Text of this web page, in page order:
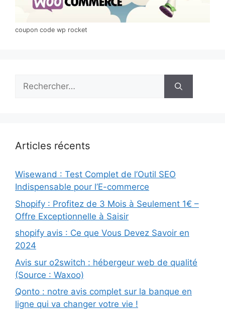
coupon code wp rocket
Rechercher :
Articles récents
Wisewand : Test Complet de l’Outil SEO
Indispensable pour l’E-commerce
Shopify : Profitez de 3 Mois à Seulement 1€ –
Offre Exceptionnelle à Saisir
shopify avis : Ce que Vous Devez Savoir en
2024
Avis sur o2switch : hébergeur web de qualité
(Source : Waxoo)
Qonto : notre avis complet sur la banque en
ligne qui va changer votre vie !